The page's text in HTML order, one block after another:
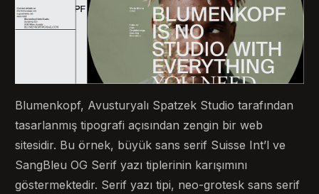
Blumenkopf, Avusturyalı Spatzek Studio tarafından
tasarlanmış tipografi açısından zengin bir web
sitesidir. Bu örnek, büyük sans serif Suisse Int’l ve
SangBleu OG Serif yazı tiplerinin karışımını
göstermektedir. Serif yazı tipi, neo-grotesk sans serif